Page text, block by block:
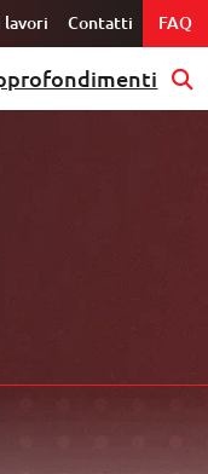
lavori Contatti FAQ